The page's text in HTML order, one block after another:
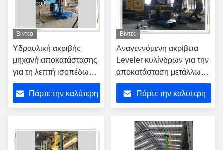
Βίντεο
Υδραυλική ακριβής
μηχανή αποκατάστασης
για τη λεπτή ισοπέδωση
επίπεδων μερών
Πάρτε την καλύτερη
Βίντεο
Αναγεννόμενη ακρίβεια
Leveler κυλίνδρων για την
αποκατάσταση μετάλλων
φύλλων
Πάρτε την καλύτερη